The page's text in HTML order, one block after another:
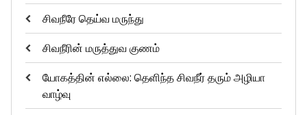
சிவநீரே தெய்வ மருந்து
சிவநீரின் மருத்துவ குணம்
யோகத்தின் எல்லை: தெளிந்த சிவநீர் தரும் அழியா
வாழ்வு